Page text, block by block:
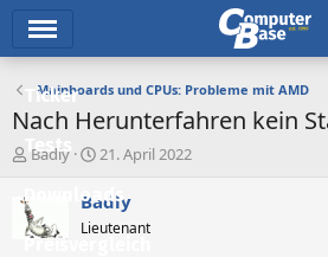
Ticker
Tests
Downloads
Preisvergleich
Mainboards und CPUs: Probleme mit AMD
Nach Herunterfahren kein
E
t
e
Badly
E
s
e
21. April 2022
Badly
Lieutenant